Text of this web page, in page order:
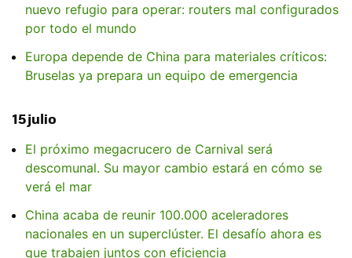
nuevo refugio para operar: routers mal configurados
por todo el mundo
Europa depende de China para materiales críticos:
Bruselas ya prepara un equipo de emergencia
15 julio
El próximo megacrucero de Carnival será
descomunal. Su mayor cambio estará en cómo se
verá el mar
China acaba de reunir 100.000 aceleradores
nacionales en un superclúster. El desafío ahora es
que trabajen juntos con eficiencia